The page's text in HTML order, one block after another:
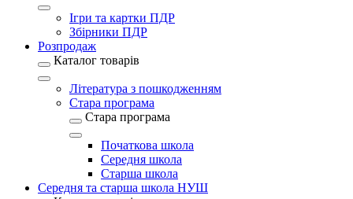
Ігри та картки ПДР
Збірники ПДР
Розпродаж
Каталог товарів
Література з пошкодженням
Стара програма
Стара програма
Початкова школа
Середня школа
Старша школа
Середня та старша школа НУШ